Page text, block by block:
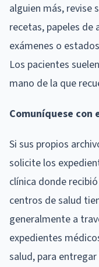
alguien más, revise
recetas, papeles
exámenes o
Los pacientes
mano de la que
Comuníquese con
Si sus propios
solicite los
clínica donde
centros de salud
generalmente a
expedientes
salud, para